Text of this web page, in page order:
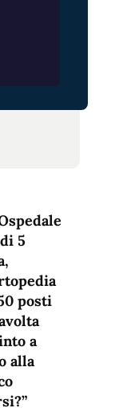
5
posti
a
alla